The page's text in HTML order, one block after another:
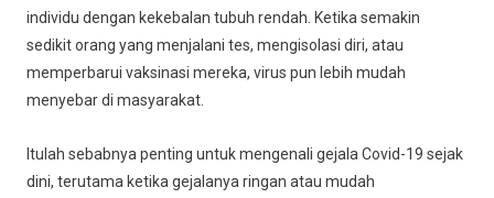
individu dengan kekebalan tubuh rendah. Ketika semakin
sedikit orang yang menjalani tes, mengisolasi diri, atau
memperbarui vaksinasi mereka, virus pun lebih mudah
menyebar di masyarakat.
Itulah sebabnya penting untuk mengenali gejala Covid-19 sejak
dini, terutama ketika gejalanya ringan atau mudah